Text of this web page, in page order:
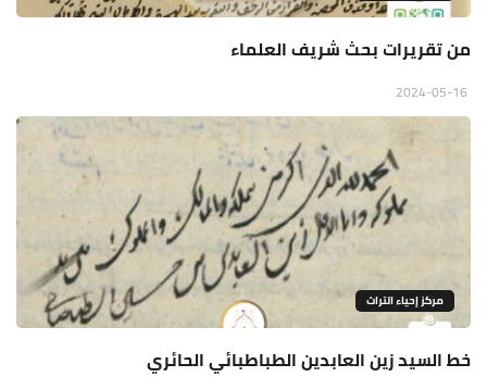
من تقريرات بحث شريف العلماء
مركز إحياء التراث
خط السيد زين العابدين الطباطبائي الحائري